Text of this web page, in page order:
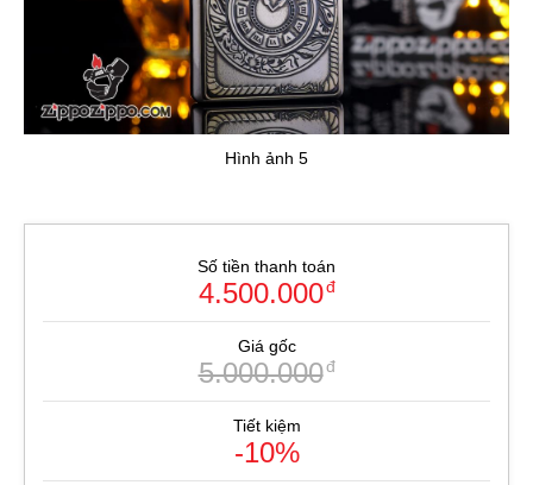
Hình ảnh 5
Số tiền thanh toán
4.500.000đ
Giá gốc
5.000.000đ
Tiết kiệm
-10%